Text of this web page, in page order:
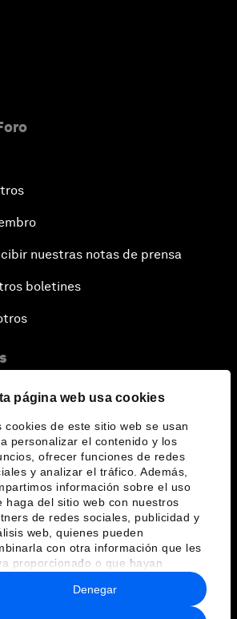
página web usa cookies
cookies de este sitio web se usan
personalizar el contenido y los
ofrecer funciones de redes
y analizar el tráfico. Además,
información sobre el uso
haga del sitio web con nuestros
de redes sociales, publicidad y
web, quienes pueden
con otra información que les
proporcionado o que hayan
a partir del uso que haya
de sus servicios.
Denegar
nuestras notas de prensa
boletines
el Foro
idiomas
privacidad y normas de uso